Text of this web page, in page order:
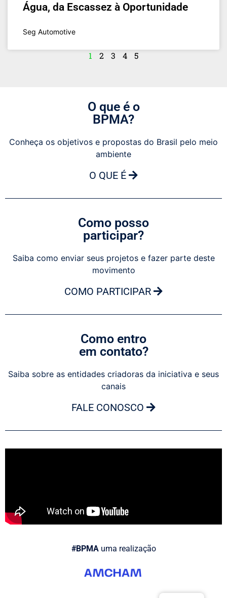
Água, da Escassez à Oportunidade
Seg Automotive
1 2 3 4 5
O que é o
BPMA?
Conheça os objetivos e propostas do Brasil pelo meio
ambiente
O QUE É
Como posso
participar?
Saiba como enviar seus projetos e fazer parte deste
movimento
COMO PARTICIPAR
Como entro
em contato?
Saiba sobre as entidades criadoras da iniciativa e seus
canais
FALE CONOSCO
#BPMAuma realização